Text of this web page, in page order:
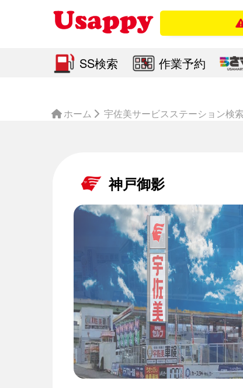
店
SS検索 作業予約
ホーム 宇佐美サービスステーション検索
神戸御影